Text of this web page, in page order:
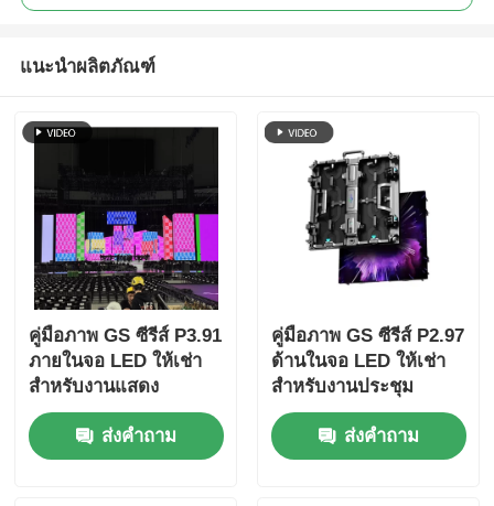
แนะนำผลิตภัณฑ์
คู่มือภาพ GS ซีรีส์ P3.91
ภายในจอ LED ให้เช่า
สําหรับงานแสดง
คอนเสิร์ต สเตจ 7680Hz
Double Backup Fast
Lock
ส่งคำถาม
คู่มือภาพ GS ซีรีส์ P2.97
ด้านในจอ LED ให้เช่า
สําหรับงานประชุม
นิทรรศการ, 7680Hz ไม่
มีจอดํา CEส่งคำถาม